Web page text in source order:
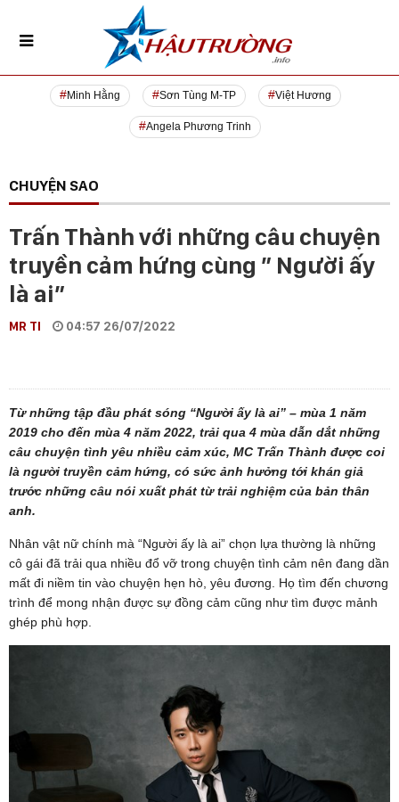
Minh Hằng Sơn Tùng M-TP Việt Hương
Angela Phương Trinh
CHUYỆN SAO
Trấn Thành với những câu chuyện
truyền cảm hứng cùng ” Người ấy
là ai”
MR TI 04:57 26/07/2022
Từ những tập đầu phát sóng “Người ấy là ai” – mùa 1 năm
2019 cho đến mùa 4 năm 2022, trải qua 4 mùa dẫn dắt những
câu chuyện tình yêu nhiều cảm xúc, MC Trấn Thành được coi
là người truyền cảm hứng, có sức ảnh hưởng tới khán giả
trước những câu nói xuất phát từ trải nghiệm của bản thân
anh.
Nhân vật nữ chính mà “Người ấy là ai” chọn lựa thường là những
cô gái đã trải qua nhiều đổ vỡ trong chuyện tình cảm nên đang dần
mất đi niềm tin vào chuyện hẹn hò, yêu đương. Họ tìm đến chương
trình để mong nhận được sự đồng cảm cũng như tìm được mảnh
ghép phù hợp.